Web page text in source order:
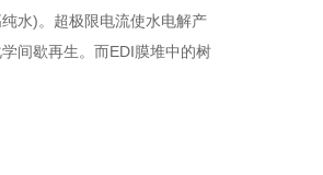
水)。超极限电流使水电解产
间歇再生。而EDI膜堆中的树